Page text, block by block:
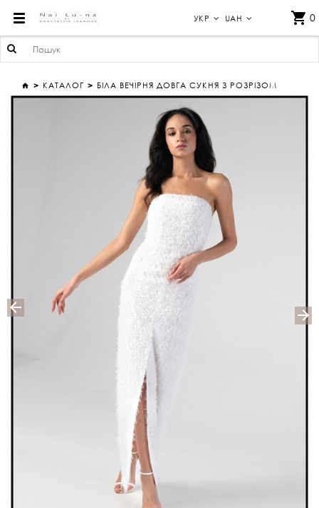
УКР UAH 0
КАТАЛОГ БІЛА ВЕЧІРНЯ ДОВГА СУКНЯ З РОЗРІЗОМ
БІЛА ВЕЧІРНЯ ДОВГА СУКНЯ З РОЗРІЗОМ